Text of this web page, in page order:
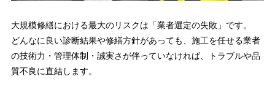
大規模修繕における最大のリスクは「業者選定の失敗」です。
どんなに良い診断結果や修繕方針があっても、施工を任せる業者
の技術力・管理体制・誠実さが伴っていなければ、トラブルや品
質不良に直結します。